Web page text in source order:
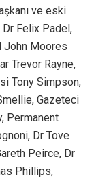
ve eski
Felix Padel,
John Moores
Trevor Rayne,
Tony Simpson,
Gazeteci
Permanent
Dr Tove
Peirce, Dr
Phillips,